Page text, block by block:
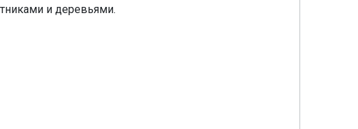
и деревьями.